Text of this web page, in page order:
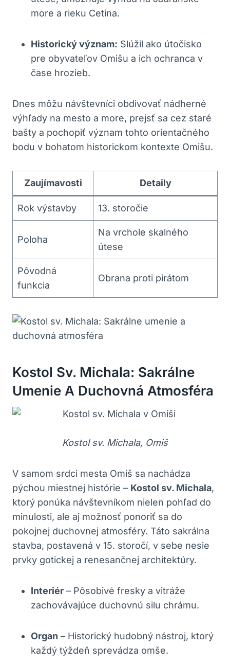
more a rieku Cetina.
Historický význam: Slúžil ako útočisko
pre obyvateľov Omišu a ich ochranca v
čase hrozieb.
Dnes môžu návštevníci obdivovať nádherné
výhľady na mesto a more, prejsť sa cez staré
bašty a pochopiť význam tohto orientačného
bodu v bohatom historickom kontexte Omišu.
Zaujímavosti Detaily
Rok výstavby 13. storočie
Poloha
Na vrchole skalného
útese
Pôvodná
funkcia
Obrana proti pirátom
Kostol Sv. Michala: Sakrálne
Umenie A Duchovná Atmosféra
Kostol sv. Michala, Omiš
V samom srdci mesta Omiš sa nachádza
pýchou miestnej histórie – Kostol sv. Michala,
ktorý ponúka návštevníkom nielen pohľad do
minulosti, ale aj možnosť ponoriť sa do
pokojnej duchovnej atmosféry. Táto sakrálna
stavba, postavená v 15. storočí, v sebe nesie
prvky gotickej a renesančnej architektúry.
Interiér – Pôsobivé fresky a vitráže
zachovávajúce duchovnú silu chrámu.
Organ – Historický hudobný nástroj, ktorý
každý týždeň sprevádza omše.